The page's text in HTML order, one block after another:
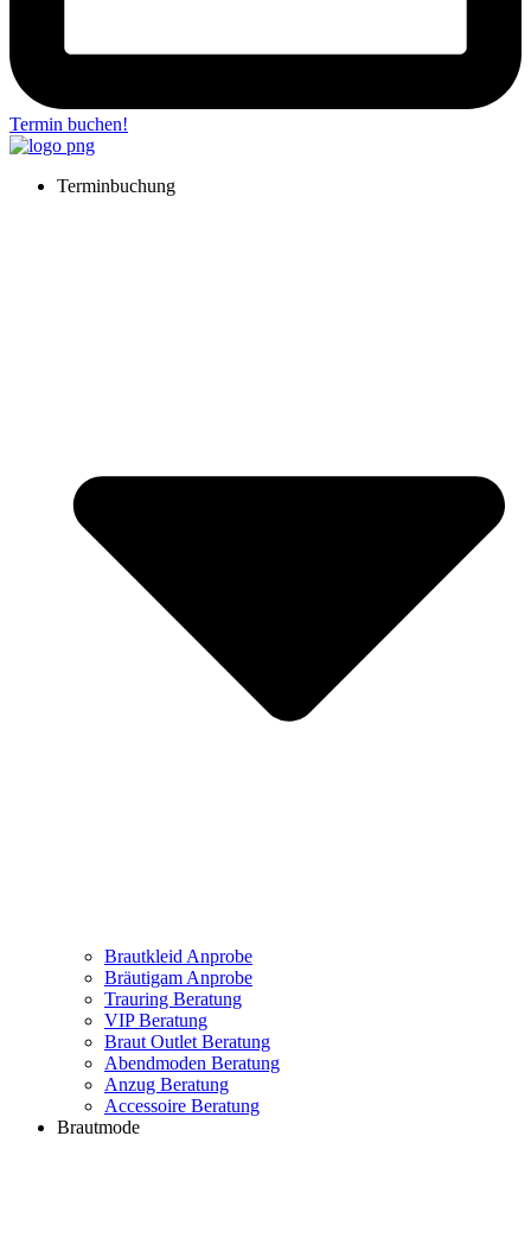
Termin buchen!
Terminbuchung
Brautkleid Anprobe
Bräutigam Anprobe
Trauring Beratung
VIP Beratung
Braut Outlet Beratung
Abendmoden Beratung
Anzug Beratung
Accessoire Beratung
Brautmode